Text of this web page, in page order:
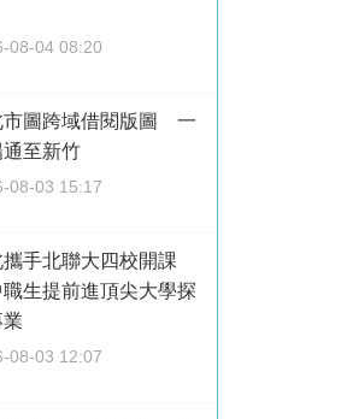
08-04 08:20
市圖跨域借閱版圖 一
至新竹
08-03 15:17
攜手北聯大四校開課
生提前進頂尖大學探
08-03 12:07